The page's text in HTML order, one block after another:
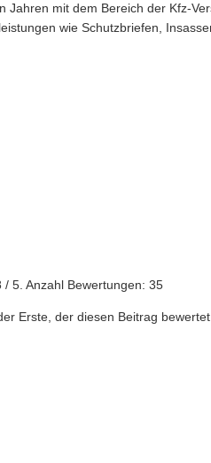
Jahren mit dem Bereich der Kfz-
wie Schutzbriefen,
/ 5. Anzahl Bewertungen: 35
Erste, der diesen Beitrag